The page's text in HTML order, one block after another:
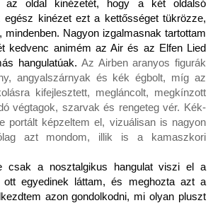
az oldal kinézetét, hogy a két oldalsó
egész kinézet ezt a kettősséget tükrözze,
mindenben. Nagyon izgalmasnak tartottam
kedvenc animém az Air és az Elfen Lied
hangulatúak. Az Airben aranyos figurák
angyalszárnyak és kék égbolt, míg az
kifejlesztett, megláncolt, megkínzott
végtagok, szarvak és rengeteg vér. Kék-
portált képzeltem el, vizuálisan is nagyon
azt mondom, illik is a kamaszkori
csak a nosztalgikus hangulat viszi el a
egyedinek láttam, és meghozta azt a
azon gondolkodni, mi olyan pluszt